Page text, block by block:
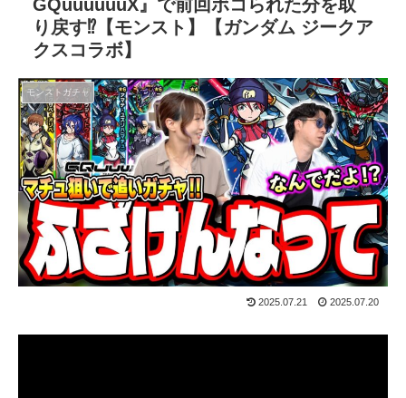
GQuuuuuuX』で前回ボコられた分を取
り戻す⁉【モンスト】【ガンダム ジークア
クスコラボ】
モンストガチャ
2025.07.21 2025.07.20